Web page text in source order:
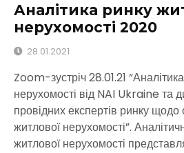
Аналітика ринку
нерухомості 2020
28.01.2021
Zoom-зустріч 28.01.21
нерухомості від NAI Ukraine та
провідних експертів ринку щодо
житлової нерухомості”.
житлової нерухомості